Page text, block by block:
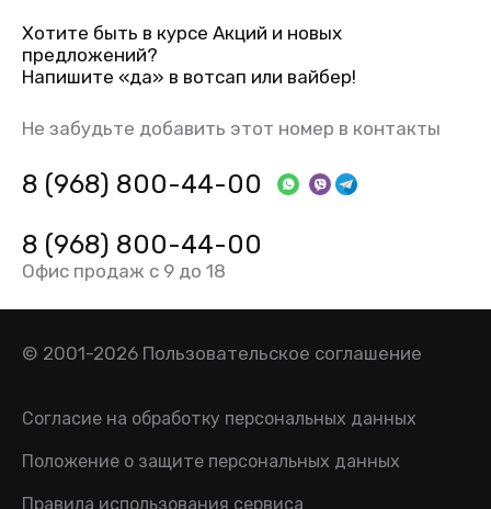
Хотите быть в курсе Акций и новых
предложений?
Напишите «да» в вотсап или вайбер!
Не забудьте добавить этот номер в контакты
8 (968) 800-44-00
8 (968) 800-44-00
Офис продаж с 9 до 18
© 2001-2026 Пользовательское соглашение
Согласие на обработку персональных данных
Положение о защите персональных данных
Правила использования сервиса